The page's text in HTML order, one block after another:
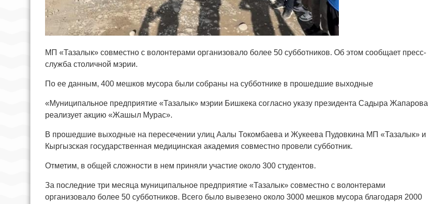
МП «Тазалык» совместно с волонтерами организовало более 50 субботников. Об этом сообщает пресс-
служба столичной мэрии.
По ее данным, 400 мешков мусора были собраны на субботнике в прошедшие выходные
«Муниципальное предприятие «Тазалык» мэрии Бишкека согласно указу президента Садыра Жапарова
реализует акцию «Жашыл Мурас».
В прошедшие выходные на пересечении улиц Аалы Токомбаева и Жукеева Пудовкина МП «Тазалык» и
Кыргызская государственная медицинская академия совместно провели субботник.
Отметим, в общей сложности в нем приняли участие около 300 студентов.
За последние три месяца муниципальное предприятие «Тазалык» совместно с волонтерами
организовало более 50 субботников. Всего было вывезено около 3000 мешков мусора благодаря 2000